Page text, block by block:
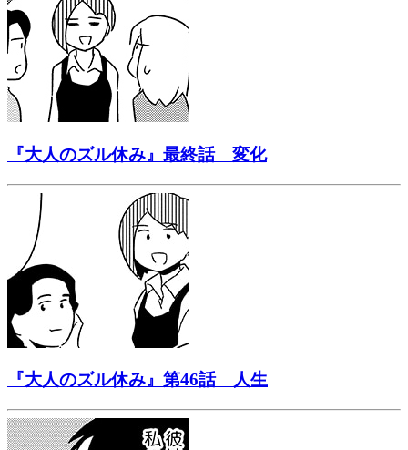
『大人のズル休み』最終話 変化
『大人のズル休み』第46話 人生